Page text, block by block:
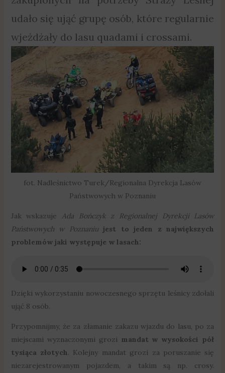
udało się ująć grupę osób, które regularnie
wjeżdżały do lasu quadami i crossami.
fot. Nadleśnictwo Turek/Regionalna Dyrekcja Lasów
Państwowych w Poznaniu
Jak wskazuje Ada Bończyk z Regionalnej Dyrekcji Lasów
Państwowych w Poznaniu jest to jeden z największych
problemów jaki występuje w lasach:
Dzięki wykorzystaniu nowoczesnego sprzętu leśnicy zdołali
ująć 8 osób.
Przypomnijmy, że za złamanie zakazu wjazdu do lasu, po za
miejscami wyznaczonymi grozi mandat w wysokości pół
tysiąca złotych. Kolejny mandat grozi za poruszanie się
niezarejestrowanym pojazdem, a takim są np. crosy.